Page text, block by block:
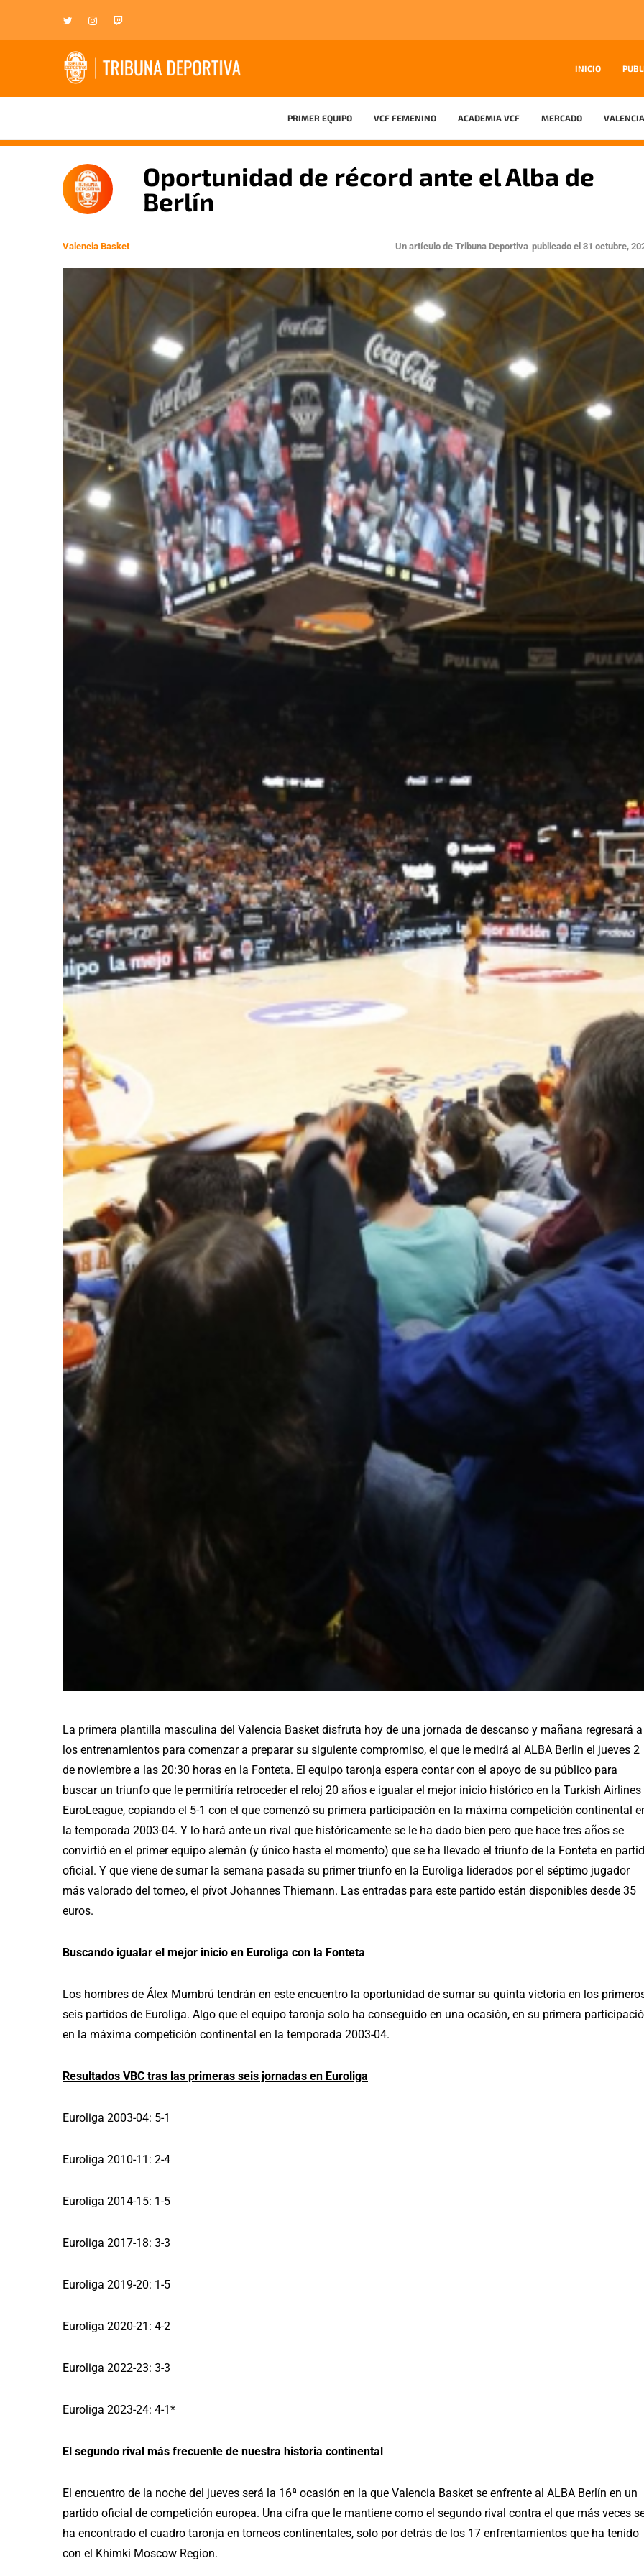
INICIO
PRIMER EQUIPO VCF FEMENINO ACADEMIA VCF MERCADO
Oportunidad de récord ante el Alba de
Berlín
Valencia Basket Un artículo de Tribuna Deportiva publicado el 31 octubre,
La primera plantilla masculina del Valencia Basket disfruta hoy de una jornada de descanso y mañana regresará a
los entrenamientos para comenzar a preparar su siguiente compromiso, el que le medirá al ALBA Berlin el jueves 2
de noviembre a las 20:30 horas en la Fonteta. El equipo taronja espera contar con el apoyo de su público para
buscar un triunfo que le permitiría retroceder el reloj 20 años e igualar el mejor inicio histórico en la Turkish Airlines
EuroLeague, copiando el 5-1 con el que comenzó su primera participación en la máxima competición continental
la temporada 2003-04. Y lo hará ante un rival que históricamente se le ha dado bien pero que hace tres años se
convirtió en el primer equipo alemán (y único hasta el momento) que se ha llevado el triunfo de la Fonteta en
oficial. Y que viene de sumar la semana pasada su primer triunfo en la Euroliga liderados por el séptimo jugador
más valorado del torneo, el pívot Johannes Thiemann. Las entradas para este partido están disponibles desde 35
euros.
Buscando igualar el mejor inicio en Euroliga con la Fonteta
Los hombres de Álex Mumbrú tendrán en este encuentro la oportunidad de sumar su quinta victoria en los
seis partidos de Euroliga. Algo que el equipo taronja solo ha conseguido en una ocasión, en su primera
en la máxima competición continental en la temporada 2003-04.
Resultados VBC tras las primeras seis jornadas en Euroliga
Euroliga 2003-04: 5-1
Euroliga 2010-11: 2-4
Euroliga 2014-15: 1-5
Euroliga 2017-18: 3-3
Euroliga 2019-20: 1-5
Euroliga 2020-21: 4-2
Euroliga 2022-23: 3-3
Euroliga 2023-24: 4-1*
El segundo rival más frecuente de nuestra historia continental
El encuentro de la noche del jueves será la 16ª ocasión en la que Valencia Basket se enfrente al ALBA Berlín en un
partido oficial de competición europea. Una cifra que le mantiene como el segundo rival contra el que más veces
ha encontrado el cuadro taronja en torneos continentales, solo por detrás de los 17 enfrentamientos que ha tenido
con el Khimki Moscow Region.
Ir a su web Ir a su web